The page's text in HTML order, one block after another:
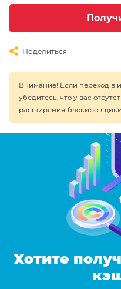
Поделиться
Внимание! Если переход в
убедитесь, что у вас
расширения-
Хотите